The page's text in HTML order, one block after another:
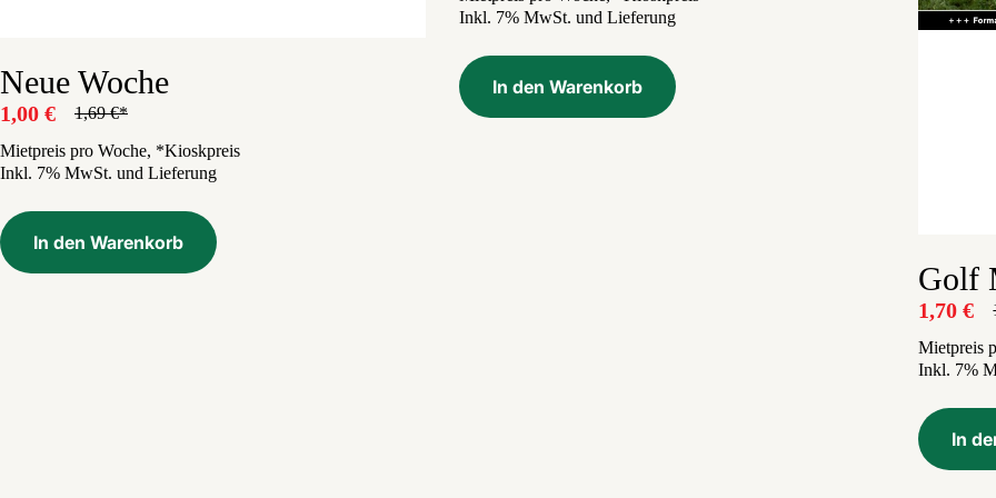
Neue Woche
1,69€
Ursprünglicher
Preis
war:
1,00 €
Aktueller
Preis
ist:
Mietpreis pro Woche, *Kioskpreis
Inkl. 7% MwSt. und Lieferung
In den Warenkorb
war:
ist:
Inkl. 7% MwSt. und Lieferung
In den Warenkorb
Golf
1,70€
Mietpreis
Inkl. 7%
In